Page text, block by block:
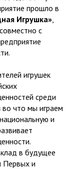
прошло в
Игрушка»,
с
игрушек
среди
что мы играем
и
в будущее
Первых и